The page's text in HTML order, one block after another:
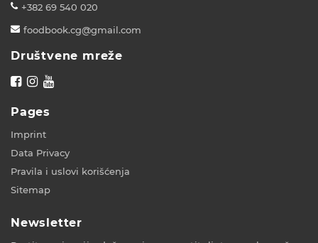
+382 69 540 020
foodbook.cg@gmail.com
Društvene mreže
Pages
Imprint
Data Privacy
Pravila i uslovi korišćenja
Sitemap
Newsletter